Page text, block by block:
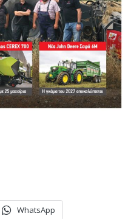
WhatsApp